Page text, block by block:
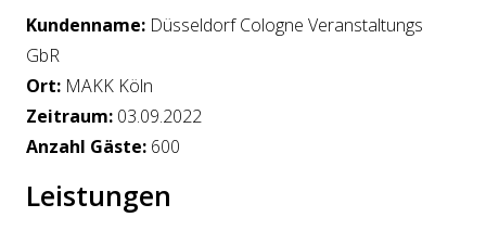
Kundenname: Düsseldorf Cologne Veranstaltungs
GbR
Ort: MAKK Köln
Zeitraum: 03.09.2022
Anzahl Gäste: 600
Leistungen